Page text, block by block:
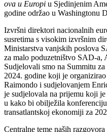
ova u Europi u Sjedinjenim
godine održao u Washingtonu
Izvršni direktori nacionalnih
susretima s visokim izvršnim
Ministarstva vanjskih poslova
za malo poduzetništvo SAD-a,
Sudjelovali smo na Summitu
2024. godine koji je
Raimondo i sudjelovanjem
je sudjelovala na prijemu koji
u kako bi obilježila
transatlantskoj ekonomiji za
Centralne teme naših